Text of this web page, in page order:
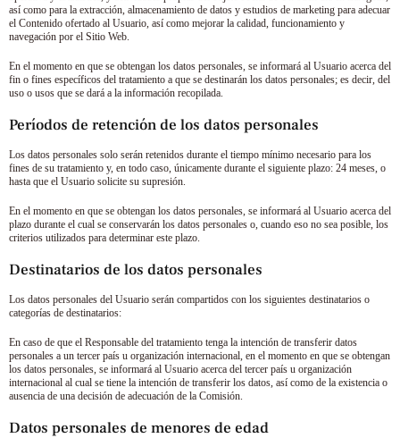
así como para la extracción, almacenamiento de datos y estudios de marketing para adecuar
el Contenido ofertado al Usuario, así como mejorar la calidad, funcionamiento y
navegación por el Sitio Web.
En el momento en que se obtengan los datos personales, se informará al Usuario acerca del
fin o fines específicos del tratamiento a que se destinarán los datos personales; es decir, del
uso o usos que se dará a la información recopilada.
Períodos de retención de los datos personales
Los datos personales solo serán retenidos durante el tiempo mínimo necesario para los
fines de su tratamiento y, en todo caso, únicamente durante el siguiente plazo: 24 meses, o
hasta que el Usuario solicite su supresión.
En el momento en que se obtengan los datos personales, se informará al Usuario acerca del
plazo durante el cual se conservarán los datos personales o, cuando eso no sea posible, los
criterios utilizados para determinar este plazo.
Destinatarios de los datos personales
Los datos personales del Usuario serán compartidos con los siguientes destinatarios o
categorías de destinatarios:
En caso de que el Responsable del tratamiento tenga la intención de transferir datos
personales a un tercer país u organización internacional, en el momento en que se obtengan
los datos personales, se informará al Usuario acerca del tercer país u organización
internacional al cual se tiene la intención de transferir los datos, así como de la existencia o
ausencia de una decisión de adecuación de la Comisión.
Datos personales de menores de edad